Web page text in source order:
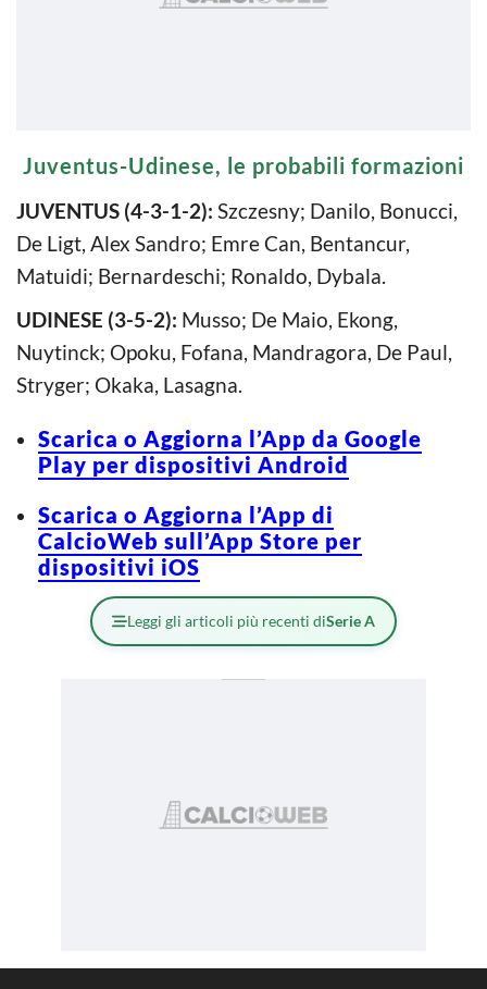
Juventus-Udinese, le probabili formazioni
JUVENTUS (4-3-1-2): Szczesny; Danilo, Bonucci,
De Ligt, Alex Sandro; Emre Can, Bentancur,
Matuidi; Bernardeschi; Ronaldo, Dybala.
UDINESE (3-5-2): Musso; De Maio, Ekong,
Nuytinck; Opoku, Fofana, Mandragora, De Paul,
Stryger; Okaka, Lasagna.
Scarica o Aggiorna l’App da Google
Play per dispositivi Android
Scarica o Aggiorna l’App di
CalcioWeb sull’App Store per
dispositivi iOS
Leggi gli articoli più recenti diSerie A